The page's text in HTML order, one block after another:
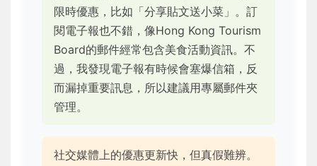
限時優惠，比如「分享貼文送小菜」。訂
閱電子報也不錯，像Hong Kong Tourism
Board的郵件經常包含美食活動資訊。不
過，我發現電子報有時候會塞爆信箱，反
而漏掉重要訊息，所以建議用專屬郵件夾
管理。
社交媒體上的優惠更新快，但真假難辨。